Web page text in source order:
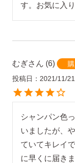
す。お気に入
むぎ 6
投稿日
2021/11/21
シャンパン色
いましたが、
ていてキレイ
に早くに届きま